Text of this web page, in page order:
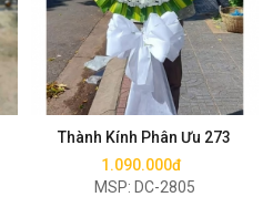
Thành Kính Phân Ưu 273
1.090.000đ
MSP: DC-2805
Mua ngay